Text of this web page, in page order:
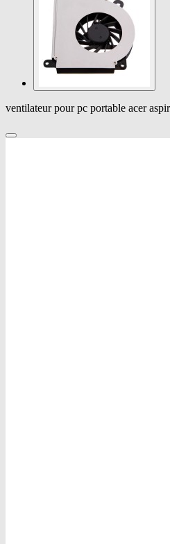
ventilateur pour pc portable acer